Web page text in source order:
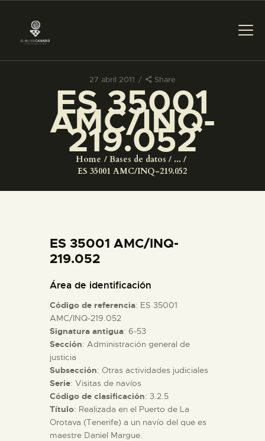
27 abril 2011 Share
ES 35001
AMC/INQ-
219.052
Home Bases de datos
...
ES 35001 AMC/INQ-219.052
PREPARAR LA VISITA
ACTIVIDADES
COLECCIONES
ESPAÑOL
PREPARAR LA VISITA
ACTIVIDADES
█
ES 35001 AMC/INQ-
219.052
Área de identificación
Código de referencia: ES 35001
AMC/INQ-219.052
Signatura antigua: 6-53
Sección: Administración general de
justicia
Subsección: Otras actividades judiciales
Serie: Visitas de navíos
Código de clasificación: 3.2.5
Título: Realizada en el Puerto de La
Orotava (Tenerife) a un navío del que es
maestre Daniel Margue.